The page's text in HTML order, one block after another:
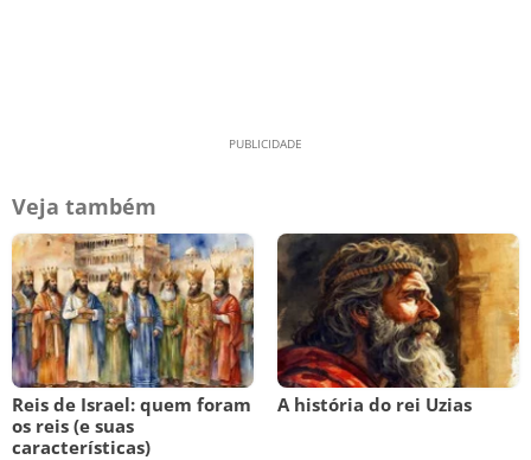
Veja também
Reis de Israel: quem foram
os reis (e suas
características)
A história do rei Uzias